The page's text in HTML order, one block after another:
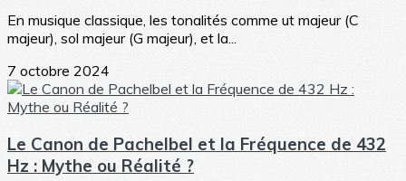
En musique classique, les tonalités comme ut majeur (C
majeur), sol majeur (G majeur), et la...
7 octobre 2024
Le Canon de Pachelbel et la Fréquence de 432
Hz : Mythe ou Réalité ?